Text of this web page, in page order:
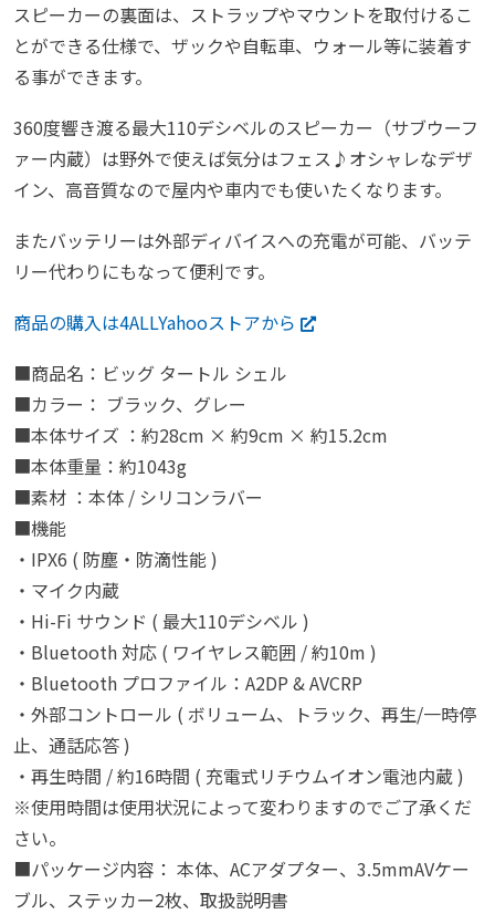
スピーカーの裏面は、ストラップやマウントを取付けるこ
とができる仕様で、ザックや自転車、ウォール等に装着す
る事ができます。
360度響き渡る最大110デシベルのスピーカー（サブウーフ
ァー内蔵）は野外で使えば気分はフェス♪オシャレなデザ
イン、高音質なので屋内や車内でも使いたくなります。
またバッテリーは外部ディバイスへの充電が可能、バッテ
リー代わりにもなって便利です。
商品の購入は4ALLYahooストアから
■商品名：ビッグ タートル シェル
■カラー： ブラック、グレー
■本体サイズ ：約28cm × 約9cm × 約15.2cm
■本体重量：約1043g
■素材 ：本体 / シリコンラバー
■機能
・IPX6 ( 防塵・防滴性能 )
・マイク内蔵
・Hi-Fi サウンド ( 最大110デシベル )
・Bluetooth 対応 ( ワイヤレス範囲 / 約10m )
・Bluetooth プロファイル：A2DP & AVCRP
・外部コントロール ( ボリューム、トラック、再生/一時停
止、通話応答 )
・再生時間 / 約16時間 ( 充電式リチウムイオン電池内蔵 )
※使用時間は使用状況によって変わりますのでご了承くだ
さい。
■パッケージ内容： 本体、ACアダプター、3.5mmAVケー
ブル、ステッカー2枚、取扱説明書